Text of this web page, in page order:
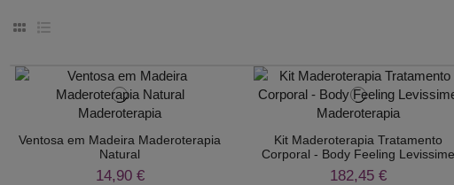
Ventosa em Madeira Maderoterapia
Natural
14,90 €
Kit Maderoterapia Tratamento
Corporal - Body Feeling Levissime
182,45 €